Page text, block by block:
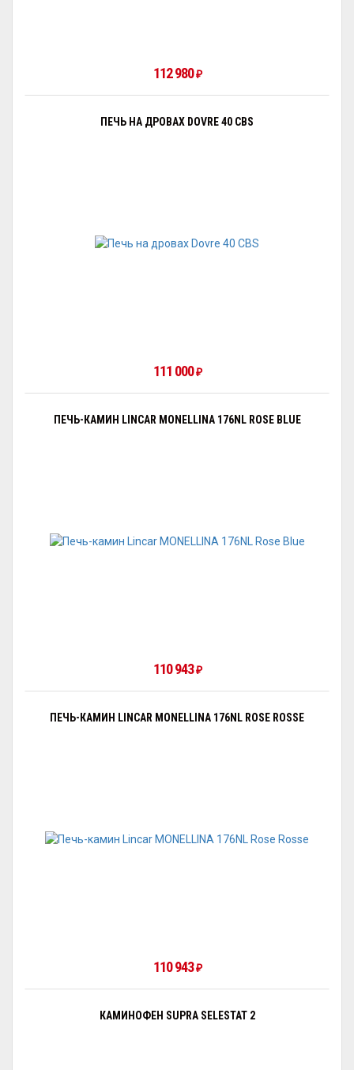
112 980 ₽
ПЕЧЬ НА ДРОВАХ DOVRE 40 CBS
111 000 ₽
ПЕЧЬ-КАМИН LINCAR MONELLINA 176NL ROSE BLUE
110 943 ₽
ПЕЧЬ-КАМИН LINCAR MONELLINA 176NL ROSE ROSSE
110 943 ₽
КАМИНОФЕН SUPRA SELESTAT 2